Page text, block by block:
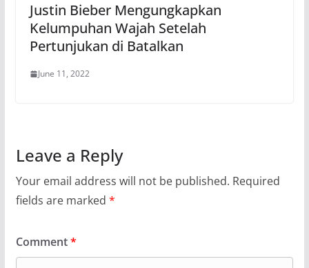
Justin Bieber Mengungkapkan
Kelumpuhan Wajah Setelah
Pertunjukan di Batalkan
June 11, 2022
Leave a Reply
Your email address will not be published. Required
fields are marked *
Comment*